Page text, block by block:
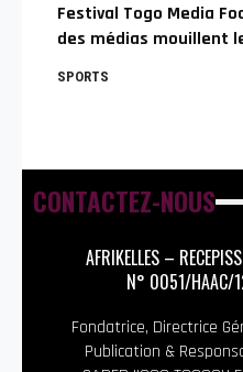
Festival Togo Media
des médias mouillent
SPORTS
CONTACTEZ-NOUS
AFRIKELLES –
N° 0051/
Fondatrice, Directrice
Publication &